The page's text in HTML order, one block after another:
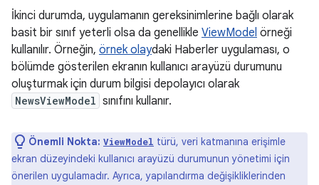
İkinci durumda, uygulamanın gereksinimlerine bağlı olarak
basit bir sınıf yeterli olsa da genellikle ViewModel örneği
kullanılır. Örneğin, örnek olaydaki Haberler uygulaması, o
bölümde gösterilen ekranın kullanıcı arayüzü durumunu
oluşturmak için durum bilgisi depolayıcı olarak
NewsViewModel sınıfını kullanır.
Önemli Nokta: ViewModel türü, veri katmanına erişimle
ekran düzeyindeki kullanıcı arayüzü durumunun yönetimi için
önerilen uygulamadır. Ayrıca, yapılandırma değişikliklerinden